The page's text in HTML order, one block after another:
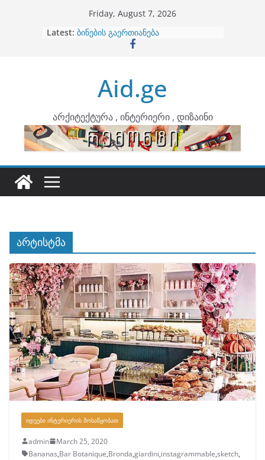
Friday, August 7, 2026
Latest: ბინების გაერთიანება
კონტრასტები ინტერიერში
ინტერიერის დიზიანი
Aid.ge
არქიტექტურა , ინტერიერი , დიზაინი
არტისტმა
ᲘᲓᲔᲔᲑᲘ ᲘᲜᲢᲔᲠᲘᲔᲠᲘᲡ ᲛᲝᲡᲐᲬᲧᲝᲑᲐᲗ
admin
March 25, 2020
Bananas,Bar Botanique,Bronda,giardini,instagrammable,sketch,